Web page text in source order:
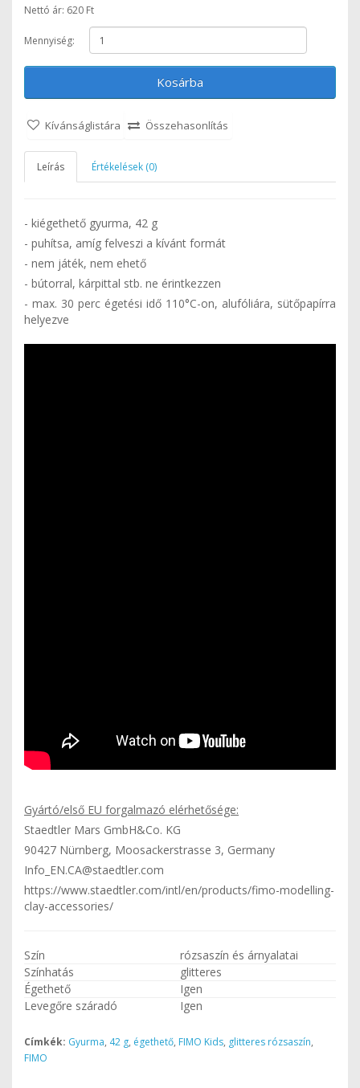
Nettó ár: 620 Ft
Mennyiség:
Kosárba
Kívánságlistára Összehasonlítás
Leírás Értékelések (0)
- kiégethető gyurma, 42 g
- puhítsa, amíg felveszi a kívánt formát
- nem játék, nem ehető
- bútorral, kárpittal stb. ne érintkezzen
- max. 30 perc égetési idő 110°C-on, alufóliára, sütőpapírra
helyezve
Gyártó/első EU forgalmazó elérhetősége:
Staedtler Mars GmbH&Co. KG
90427 Nürnberg, Moosackerstrasse 3, Germany
Info_EN.CA@staedtler.com
https://www.staedtler.com/intl/en/products/fimo-modelling-
clay-accessories/
Szín
rózsaszín és árnyalatai
Színhatás
glitteres
Égethető
Igen
Levegőre száradó
Igen
Címkék: Gyurma, 42 g, égethető, FIMO Kids, glitteres rózsaszín,
FIMO